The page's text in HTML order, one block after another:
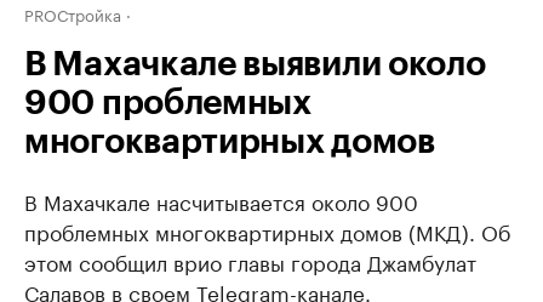
PROСтройка
В Махачкале выявили около
900 проблемных
многоквартирных домов
В Махачкале насчитывается около 900
проблемных многоквартирных домов (МКД). Об
этом сообщил врио главы города Джамбулат
Салавов в своем Telegram-канале.